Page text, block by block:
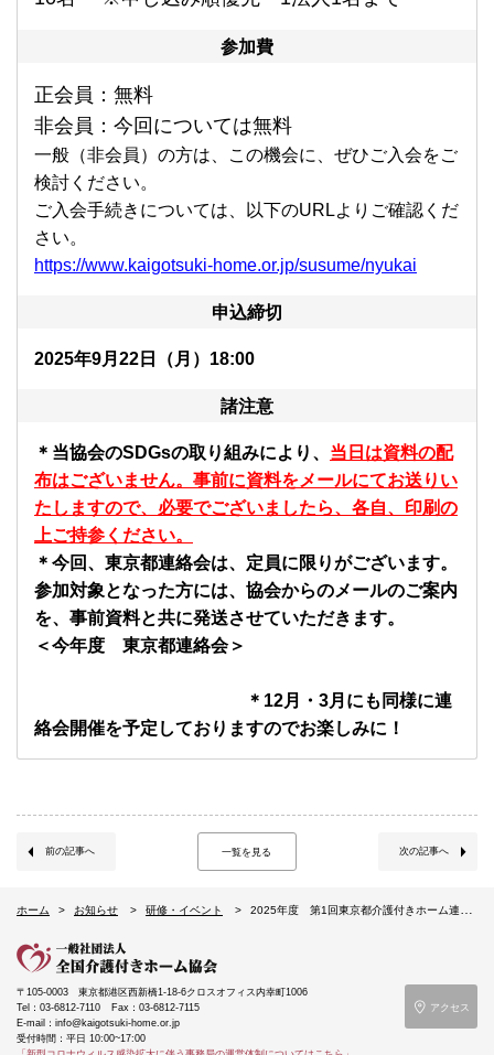
10名 ※申し込み順優先 1法人1 名まで
参加費
正会員：無料
非会員：今回については無料
一般（非会員）の方は、この機会に、ぜひご入会をご
検討ください。
ご入会手続きについては、以下のURLよりご確認くだ
さい。
https://www.kaigotsuki-home.or.jp/susume/nyukai
申込締切
2025年9月22日（月）18:00
諸注意
＊当協会の の取り組みにより、 当日は資料の配
布はございません。事前に資料をメールにてお送りい
たしますので、必要でございましたら、各自、印刷の
上ご持参ください。
＊今回、東京都連絡会は、定員に限りがございます。
参加対象となった方には、協会からのメールのご案内
を、事前資料と共に発送させていただきます。
＜今年度 東京都連絡会＞
＊12月・3月にも同様に連
絡会開催を予定しておりますのでお楽しみに！
〒105-0003東京都港区西新橋1-18-6クロスオフィス内幸町1006
Tel：03-6812-7110
Fax：03-6812-7115
E-mail：info@kaigotsuki-home.or.jp
受付時間：平日 10:00~17:00